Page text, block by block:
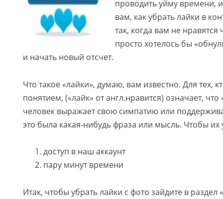
проводить уйму времени,
вам, как убрать лайки в
так, когда вам не
просто хотелось бы
и начать новый отсчет.
Что такое «лайки», думаю, вам известно. Для тех,
понятием, («лайк» от англ.нравится) означает,
человек выражает свою симпатию или
это была какая-нибудь фраза или мысль. Чтобы
доступ в наш аккаунт
пару минут времени
Итак, чтобы убрать лайки с фото зайдите в раздел «